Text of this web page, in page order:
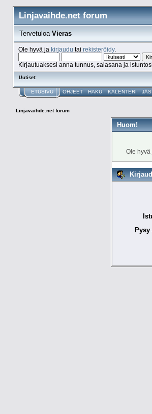
Linjavaihde.net forum
TervetuloaVieras
Ole hyvä ja kirjaudu tai rekisteröidy.
Kirjautuaksesi anna tunnus, salasana ja
Uutiset:
ETUSIVU OHJEET HAKU KALENTERI
Linjavaihde.net forum
Huom!
Ole hyvä
Pysy